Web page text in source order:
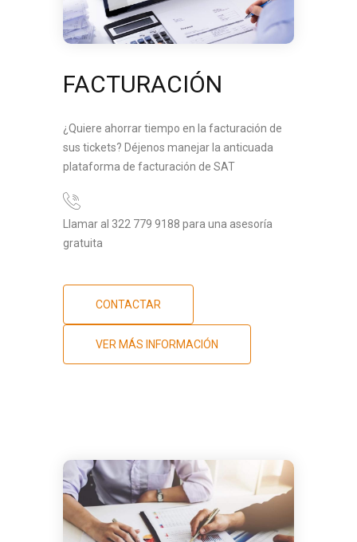
FACTURACIÓN
¿Quiere ahorrar tiempo en la facturación de
sus tickets? Déjenos manejar la anticuada
plataforma de facturación de SAT
Llamar al 322 779 9188 para una asesoría
gratuita
CONTACTAR
VER MÁS INFORMACIÓN